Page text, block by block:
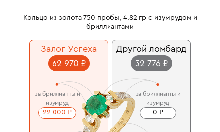
Кольцо из золота 750 пробы, 4.82 гр с изумрудом и
бриллиантами
Залог Успеха
62 970 ₽
Другой ломбард
32 776 ₽
за бриллианты и
изумруд
22 000 ₽
за бриллианты и
изумруд
0 ₽